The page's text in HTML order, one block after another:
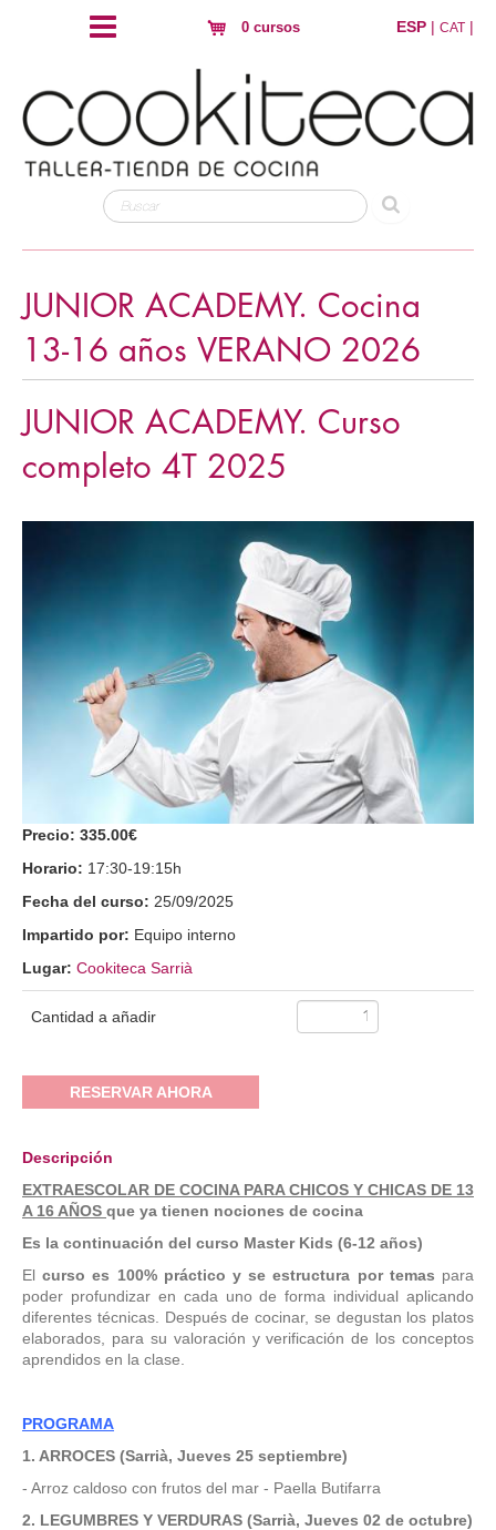
0 cursos ESP | CAT |
JUNIOR ACADEMY. Cocina
13-16 años VERANO 2026
JUNIOR ACADEMY. Curso
completo 4T 2025
Precio: 335.00€
Horario: 17:30-19:15h
Fecha del curso: 25/09/2025
Impartido por: Equipo interno
Lugar: Cookiteca Sarrià
Cantidad a añadir
RESERVAR AHORA
Descripción
EXTRAESCOLAR DE COCINA PARA CHICOS Y CHICAS DE 13
A 16 AÑOS que ya tienen nociones de cocina
Es la continuación del curso Master Kids (6-12 años)
Elcurso es 100% práctico y se estructura por temas para
poder profundizar en cada uno de forma individual aplicando
diferentes técnicas. Después de cocinar, se degustan los platos
elaborados, para su valoración y verificación de los conceptos
aprendidos en la clase.
PROGRAMA
1. ARROCES (Sarrià, Jueves 25 septiembre)
- Arroz caldoso con frutos del mar - Paella Butifarra
2. LEGUMBRES Y VERDURAS (Sarrià, Jueves 02 de octubre)